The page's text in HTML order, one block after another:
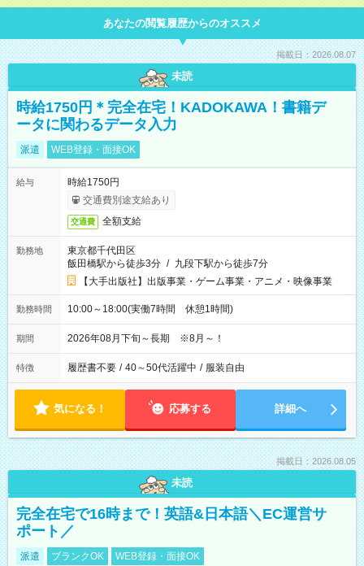
あなたの閲覧履歴からのオススメ
掲載日：2026.08.07
未読
時給1750円＊完全在宅！KADOKAWA！書籍デ
ータに関わるデータ入力
派遣 WEB登録・面接OK
給与
時給1750円
交通費別途支給あり
交通費 全額支給
勤務地
東京都千代田区
飯田橋駅から徒歩3分 / 九段下駅から徒歩7分
【大手出版社】出版事業・ゲーム事業・アニメ・映像事業
勤務時間 10:00～18:00(実働7時間 休憩1時間)
期間 2026年08月下旬～長期 ※8月～！
特徴 履歴書不要 / 40～50代活躍中 / 服装自由
気になる！ 応募する 詳細へ
掲載日：2026.08.05
未読
完全在宅で16時まで！英語&日本語＼EC運営サ
ポート／
派遣 ブランクOK WEB登録・面接OK